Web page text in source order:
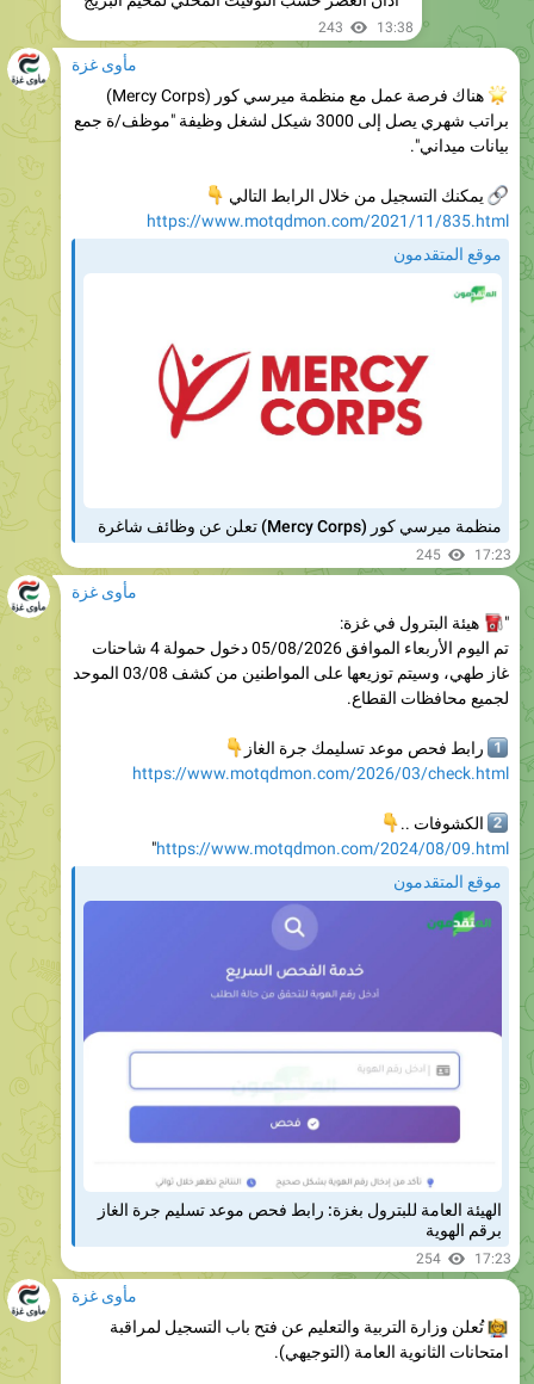
مأوى غزة
هناك فرصة عمل مع منظمة ميرسي كور (Mercy Corps)
براتب شهري يصل إلى 3000 شيكل لشغل وظيفة "موظف/ة جمع
بيانات ميداني".
يمكنك التسجيل من خلال الرابط التالي
موقع المتقدمون
17:23
مأوى غزة
"
هيئة البترول في غزة:
تم اليوم الأربعاء الموافق 05/08/2026 دخول حمولة 4 شاحنات
لجميع محافظات القطاع.
رابط فحص موعد تسليمك جرة الغاز
👇
الكشوفات ..
موقع المتقدمون
برقم الهوية
254 17:23
مأوى غزة
تُعلن وزارة التربية والتعليم عن فتح باب التسجيل لمراقبة
رابط التسجيل: